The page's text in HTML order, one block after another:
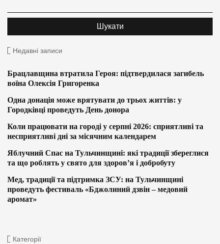
Недавні записи
Брацлавщина втратила Героя: підтвердилася загибель
воїна Олексія Григоренка
Одна донація може врятувати до трьох життів: у
Городківці проведуть День донора
Коли працювати на городі у серпні 2026: сприятливі та
несприятливі дні за місячним календарем
Яблучний Спас на Тульчинщині: які традиції збереглися
та що роблять у свято для здоров’я і добробуту
Мед, традиції та підтримка ЗСУ: на Тульчинщині
проведуть фестиваль «Бджолиний дзвін – медовий
аромат»
Категорії